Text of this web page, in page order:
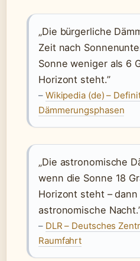
„Die bürgerliche
Zeit nach
Sonne weniger als 6
Horizont steht.”
– Wikipedia (de) –
Dämmerungsphasen
„Die astronomische
wenn die Sonne 18
Horizont steht –
astronomische
– DLR – Deutsches
Raumfahrt